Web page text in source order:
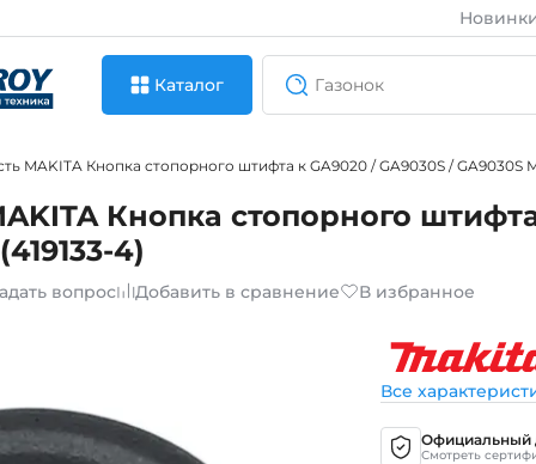
Каталог
MAKITA Кнопка стопорного штифта к GA9020 / GA9030S / GA9030S
Кнопка стопорного
4)
вопрос Добавить в сравнение В избранное
Все
Официальный
Смотреть